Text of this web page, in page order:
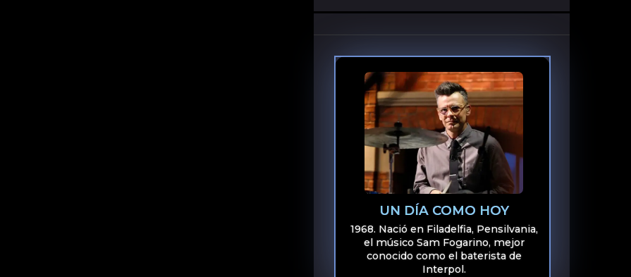
UN DÍA COMO HOY
1968. Nació en Filadelfia, Pensilvania,
el músico Sam Fogarino, mejor
conocido como el baterista de
Interpol.